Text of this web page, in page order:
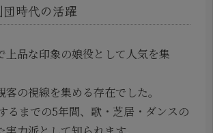
時代の活躍
上品な印象の娘役として人気を集
の視線を集める存在でした。
るまでの5年間、歌・芝居・ダンスの